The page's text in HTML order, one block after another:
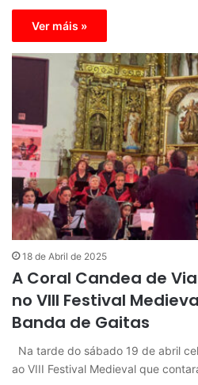
Ver máis »
18 de Abril de 2025
A Coral Candea de
no VIII Festival
Banda de Gaitas
Na tarde do sábado 19 de abril
ao VIII Festival Medieval que